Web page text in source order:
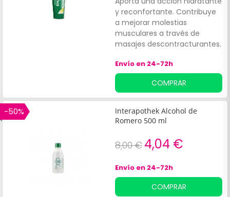
y reconfortante. Contribuye
a mejorar molestias
musculares a través de
masajes descontracturantes.
Envío en 24-72h
COMPRAR
-50%
Interapothek Alcohol de
Romero 500 ml
8,00 € 4,04 €
Envío en 24-72h
COMPRAR